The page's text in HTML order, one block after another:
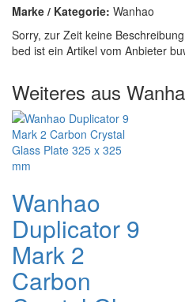
Marke / Kategorie: Wanhao
Sorry, zur Zeit keine
bed ist ein Artikel vom Anbieter
Weiteres aus
Wanhao
Duplicator 9
Mark 2
Carbon